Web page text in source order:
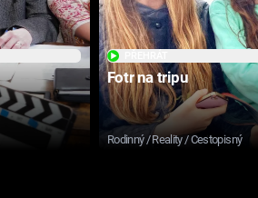
Fotr na tripu
Rodinný / Reality / Cestopisný